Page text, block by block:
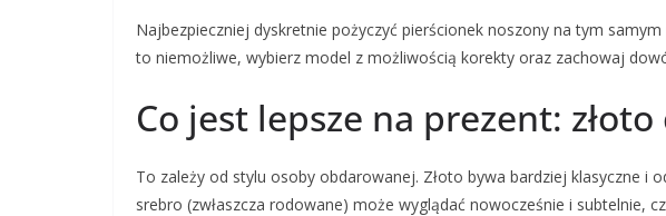
Najbezpieczniej dyskretnie pożyczyć pierścionek noszony na tym
to niemożliwe, wybierz model z możliwością korekty oraz zachowaj
Co jest lepsze na prezent:
To zależy od stylu osoby obdarowanej. Złoto bywa bardziej klasyczne i
srebro (zwłaszcza rodowane) może wyglądać nowocześnie i subtelnie,